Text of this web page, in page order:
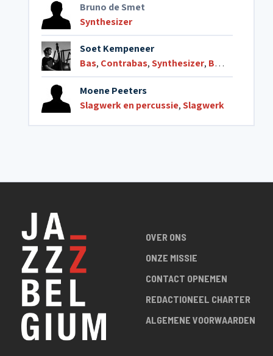
Bruno de Smet
Synthesizer
Soet Kempeneer
Bas, Contrabas,Synthesizer, Basgitaar2
Moene Peeters
Slagwerk en percussie,Slagwerk
OVER ONS
ONZE MISSIE
CONTACT OPNEMEN
REDACTIONEEL CHARTER
ALGEMENE VOORWAARDEN